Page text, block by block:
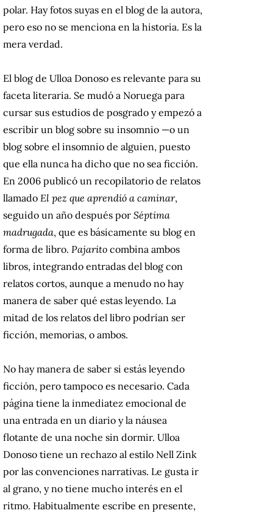
polar. Hay fotos suyas en el blog de la autora,
pero eso no se menciona en la historia. Es la
mera verdad.
El blog de Ulloa Donoso es relevante para su
faceta literaria. Se mudó a Noruega para
cursar sus estudios de posgrado y empezó a
escribir un blog sobre su insomnio —o un
blog sobre el insomnio de alguien, puesto
que ella nunca ha dicho que no sea ficción.
En 2006 publicó un recopilatorio de relatos
llamado El pez que aprendió a caminar,
seguido un año después por Séptima
madrugada, que es básicamente su blog en
forma de libro. Pajarito combina ambos
libros, integrando entradas del blog con
relatos cortos, aunque a menudo no hay
manera de saber qué estas leyendo. La
mitad de los relatos del libro podrían ser
ficción, memorias, o ambos.
No hay manera de saber si estás leyendo
ficción, pero tampoco es necesario. Cada
página tiene la inmediatez emocional de
una entrada en un diario y la náusea
flotante de una noche sin dormir. Ulloa
Donoso tiene un rechazo al estilo Nell Zink
por las convenciones narrativas. Le gusta ir
al grano, y no tiene mucho interés en el
ritmo. Habitualmente escribe en presente,